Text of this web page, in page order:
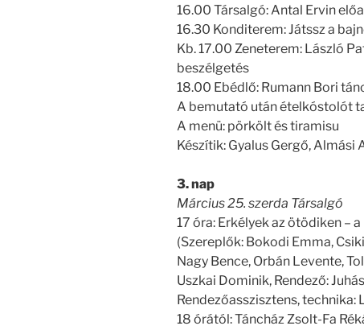
16.00 Társalgó: Antal Ervin
16.30 Konditerem: Játssz a
Kb. 17.00 Zeneterem: László
beszélgetés
18.00 Ebédlő: Rumann Bori
A bemutató után ételkóstolót
A menü: pörkölt és tiramisu
Készítik: Gyalus Gergő, Almási
3. nap
Március 25. szerda Társalgó
17 óra: Erkélyek az ötödiken –
(Szereplők: Bokodi Emma,
Nagy Bence, Orbán Levente,
Uszkai Dominik, Rendező:
Rendezőasszisztens, technika:
18 órától: Táncház Zsolt-Fa